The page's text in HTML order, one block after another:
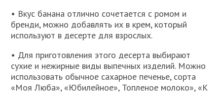
• Вкус банана отлично сочетается с ромом и
бренди, можно добавлять их в крем, который
используют в десерте для взрослых.
• Для приготовления этого десерта выбирают
сухие и нежирные виды выпечных изделий. Можно
использовать обычное сахарное печенье, сорта
«Моя Люба», «Юбилейное», Топленое молоко», «К